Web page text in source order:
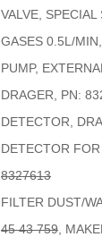
VALVE,
GASES 0.5L/
PUMP,
DRAGER, PN:
DETECTOR,
DETECTOR
8327613
FILTER DUST/
45 43 759